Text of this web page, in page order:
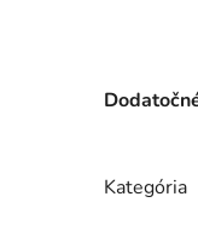
Kategória